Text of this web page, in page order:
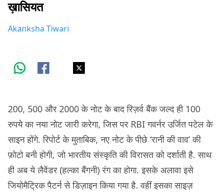
ख़ासियत
Akanksha Tiwari
200, 500 और 2000 के नोट के बाद रिज़र्व बैंक जल्द ही 100
रुपये का नया नोट जारी करेगा, जिस पर RBI गवर्नर उर्जित पटेल के
साइन होंगे. रिपोर्ट के मुताबिक, नए नोट के पीछे ‘रानी की वाव’ की
फ़ोटो बनी होगी, जो भारतीय संस्कृति की विरासत को दर्शाती है. साथ
ही अब ये लैवेंडर (हल्का बैंगनी) रंग का होगा. इसके अलावा इसे
जियोमैट्रिक पैटर्न से डिज़ाइन किया गया है. वहीं इसका साइज़